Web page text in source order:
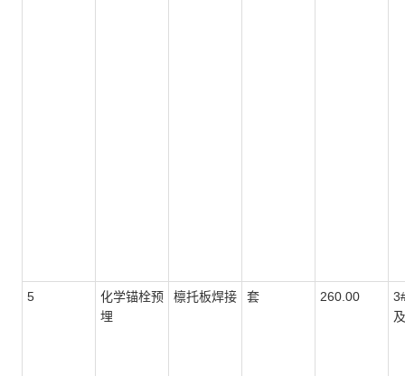
5
化学锚栓预
埋
檩托板焊接 套 260.00